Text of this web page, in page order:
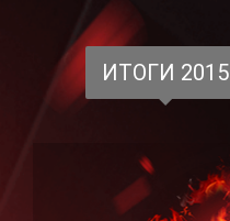
ИТОГИ 2015